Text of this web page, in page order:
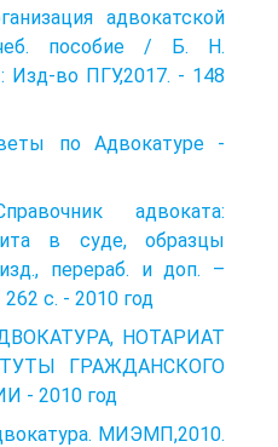
адвокатской
пособие / Б. Н.
Изд-во ПГУ,2017. - 148
по Адвокатуре -
адвоката:
в суде, образцы
перераб. и доп. –
с. - 2010 год
НОТАРИАТ
ГРАЖДАНСКОГО
- 2010 год
МИЭМП,2010.